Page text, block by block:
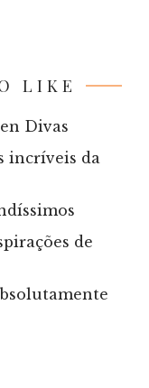
LIKE
Divas
incríveis da
de